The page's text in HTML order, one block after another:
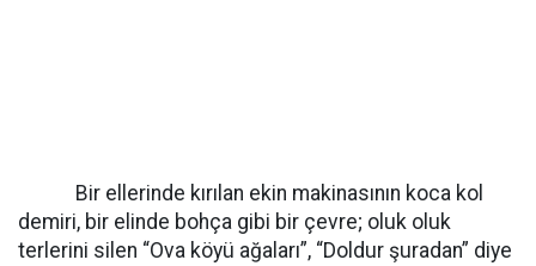
Bir ellerinde kırılan ekin makinasının koca kol
demiri, bir elinde bohça gibi bir çevre; oluk oluk
terlerini silen “Ova köyü ağaları”, “Doldur şuradan” diye